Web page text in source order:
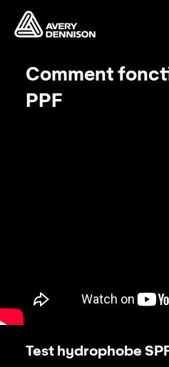
Comment
PPF
Test hydrophobe